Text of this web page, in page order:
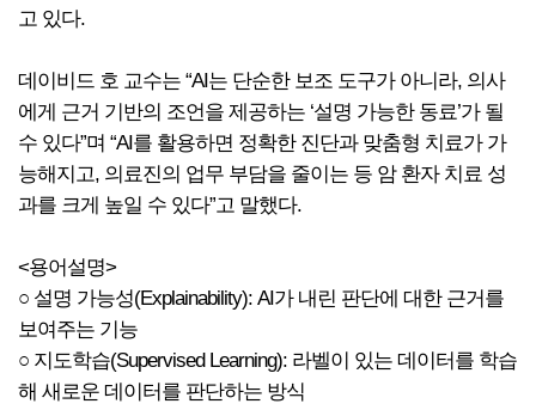
고 있다.
데이비드 호 교수는 “AI는 단순한 보조 도구가 아니라, 의사
에게 근거 기반의 조언을 제공하는 ‘설명 가능한 동료’가 될
수 있다”며 “AI를 활용하면 정확한 진단과 맞춤형 치료가 가
능해지고, 의료진의 업무 부담을 줄이는 등 암 환자 치료 성
과를 크게 높일 수 있다”고 말했다.
<용어설명>
○ 설명 가능성(Explainability): AI가 내린 판단에 대한 근거를
보여주는 기능
○ 지도학습(Supervised Learning): 라벨이 있는 데이터를 학습
해 새로운 데이터를 판단하는 방식